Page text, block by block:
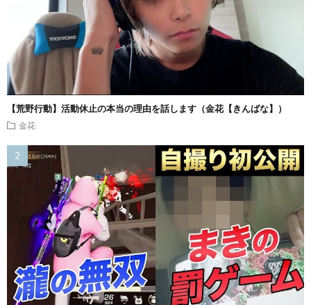
【荒野行動】活動休止の本当の理由を話します（金花【きんばな】）
金花